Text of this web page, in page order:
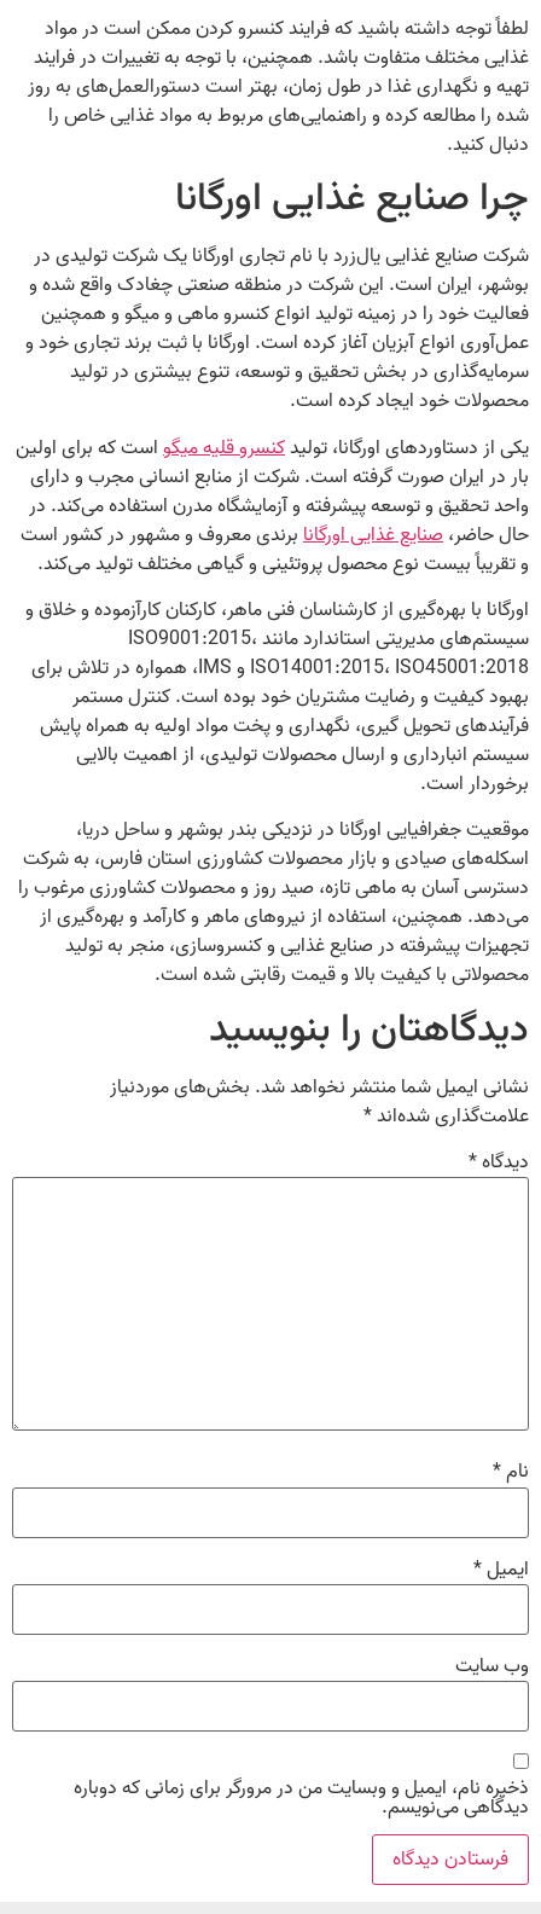
لطفاً توجه داشته باشید که فرایند کنسرو کردن ممکن است در مواد
غذایی مختلف متفاوت باشد. همچنین، با توجه به تغییرات در فرایند
تهیه و نگهداری غذا در طول زمان، بهتر است دستورالعمل‌های به روز
شده را مطالعه کرده و راهنمایی‌های مربوط به مواد غذایی خاص را
دنبال کنید.
چرا صنایع غذایی اورگانا
شرکت صنایع غذایی یال‌زرد با نام تجاری اورگانا یک شرکت تولیدی در
بوشهر، ایران است. این شرکت در منطقه صنعتی چغادک واقع شده و
فعالیت خود را در زمینه تولید انواع کنسرو ماهی و میگو و همچنین
عمل‌آوری انواع آبزیان آغاز کرده است. اورگانا با ثبت برند تجاری خود و
سرمایه‌گذاری در بخش تحقیق و توسعه، تنوع بیشتری در تولید
محصولات خود ایجاد کرده است.
یکی از دستاوردهای اورگانا، تولیدکنسرو قلیه‌ میگواست که برای اولین
بار در ایران صورت گرفته است. شرکت از منابع انسانی مجرب و دارای
واحد تحقیق و توسعه پیشرفته و آزمایشگاه مدرن استفاده می‌کند. در
حال حاضر،صنایع غذایی اورگانابرندی معروف و مشهور در کشور است
و تقریباً بیست نوع محصول پروتئینی و گیاهی مختلف تولید می‌کند.
اورگانا با بهره‌گیری از کارشناسان فنی ماهر، کارکنان کارآزموده و خلاق و
سیستم‌های مدیریتی استاندارد مانند ISO9001:2015،
ISO14001:2015، ISO45001:2018 و IMS، همواره در تلاش برای
بهبود کیفیت و رضایت مشتریان خود بوده است. کنترل مستمر
فرآیندهای تحویل گیری، نگهداری و پخت مواد اولیه به همراه پایش
سیستم انبارداری و ارسال محصولات تولیدی، از اهمیت بالایی
برخوردار است.
موقعیت جغرافیایی اورگانا در نزدیکی بندر بوشهر و ساحل دریا،
اسکله‌های صیادی و بازار محصولات کشاورزی استان فارس، به شرکت
دسترسی آسان به ماهی تازه، صید روز و محصولات کشاورزی مرغوب را
می‌دهد. همچنین، استفاده از نیروهای ماهر و کارآمد و بهره‌گیری از
تجهیزات پیشرفته در صنایع غذایی و کنسروسازی، منجر به تولید
محصولاتی با کیفیت بالا و قیمت رقابتی شده است.
دیدگاهتان را بنویسید
نشانی ایمیل شما منتشر نخواهد شد. بخش‌های موردنیاز
علامت‌گذاری شده‌اند*
دیدگاه*
نام*
ایمیل*
وب‌ سایت
ذخیره نام، ایمیل و وبسایت من در مرورگر برای زمانی که دوباره
دیدگاهی می‌نویسم.